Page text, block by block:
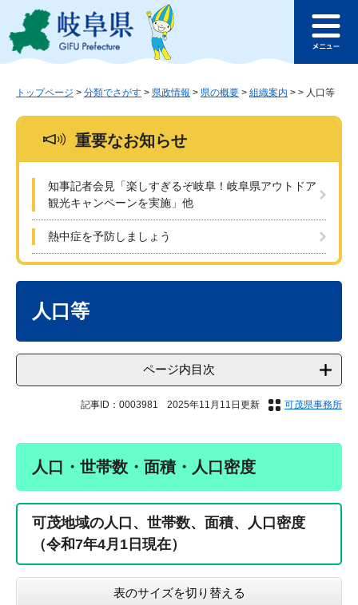
ジ
ュ
このページの本文へ
ュ
トップページ > 分類でさがす > 県政情報 > 県の概要 > 組織案内 > > 人口等
重要なお知らせ
知事記者会見「楽しすぎるぞ岐阜！岐阜県アウトドア
観光キャンペーンを実施」他
熱中症を予防しましょう
人口等
ページ内目次
記事ID：0003981 2025年11月11日更新 可茂県事務所
人口・世帯数・面積・人口密度
可茂地域の人口、世帯数、面積、人口密度
（令和7年4月1日現在）
表のサイズを切り替える